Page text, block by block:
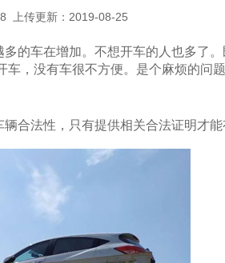
上传更新：2019-08-25
的车在增加。不想开车的人也多了
，没有车很不方便。是个麻烦的问题
合法性，只有提供相关合法证明才能